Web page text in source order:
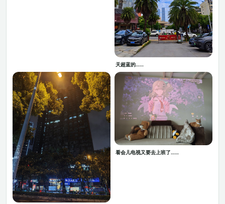
天超蓝的……
看会儿电视又要去上班了……